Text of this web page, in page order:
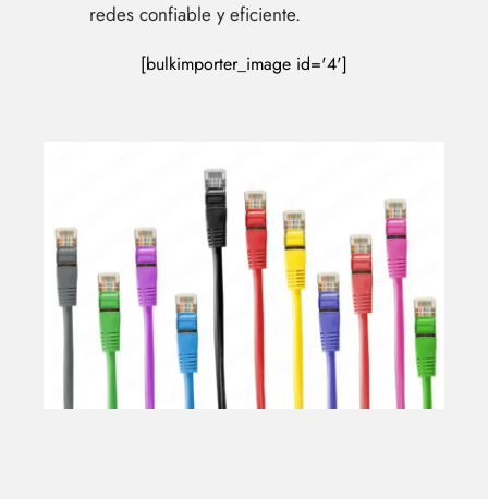
redes confiable y eficiente.
[bulkimporter_image id='4']